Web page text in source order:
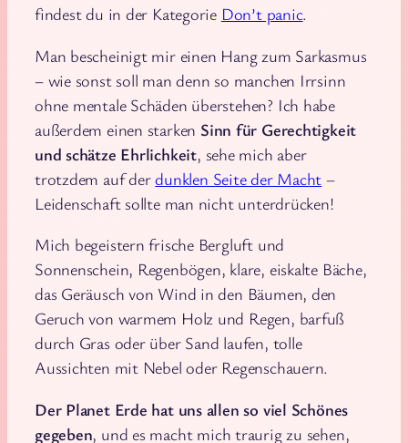
findest du in der Kategorie Don’t panic.
Man bescheinigt mir einen Hang zum Sarkasmus
– wie sonst soll man denn so manchen Irrsinn
ohne mentale Schäden überstehen? Ich habe
außerdem einen starken Sinn für Gerechtigkeit
und schätze Ehrlichkeit, sehe mich aber
trotzdem auf derdunklen Seite der Macht –
Leidenschaft sollte man nicht unterdrücken!
Mich begeistern frische Bergluft und
Sonnenschein, Regenbögen, klare, eiskalte Bäche,
das Geräusch von Wind in den Bäumen, den
Geruch von warmem Holz und Regen, barfuß
durch Gras oder über Sand laufen, tolle
Aussichten mit Nebel oder Regenschauern.
Der Planet Erde hat uns allen so viel Schönes
gegeben, und es macht mich traurig zu sehen,